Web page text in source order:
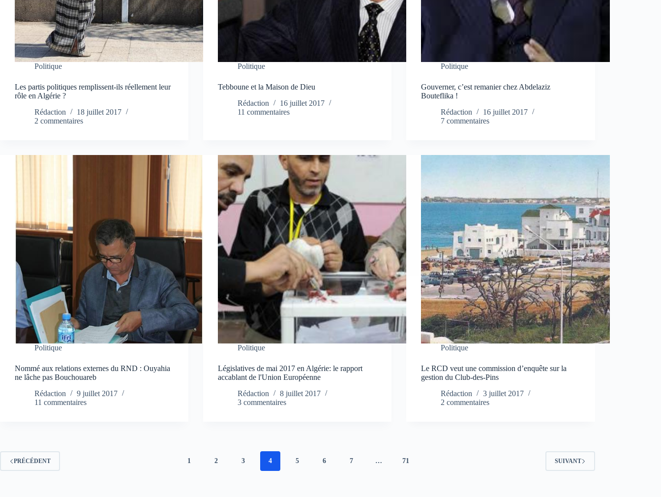
Politique
Les partis politiques remplissent-ils réellement leur
rôle en Algérie ?
Rédaction
18 juillet 2017
2 commentaires
Politique
Tebboune et la Maison de Dieu
Rédaction
16 juillet 2017
11 commentaires
Politique
Gouverner, c’est remanier chez Abdelaziz
Bouteflika !
Rédaction
16 juillet 2017
7 commentaires
Politique
Nommé aux relations externes du RND : Ouyahia
ne lâche pas Bouchouareb
Rédaction
9 juillet 2017
11 commentaires
Politique
Législatives de mai 2017 en Algérie: le rapport
accablant de l'Union Européenne
Rédaction
8 juillet 2017
3 commentaires
Politique
Le RCD veut une commission d’enquête sur la
gestion du Club-des-Pins
Rédaction
3 juillet 2017
2 commentaires
PRÉCÉDENT 1 2 3 4 5 6 7 … 71 SUIVANT